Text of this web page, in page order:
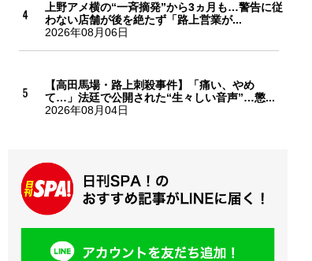
上野アメ横の“一斉摘発”から3ヵ月も…警告に従
わない店舗が後を絶たず「路上営業が...
2026年08月06日
【高田馬場・路上刺殺事件】「痛い、やめ
て…」法廷で公開された“生々しい音声”…懲...
2026年08月04日